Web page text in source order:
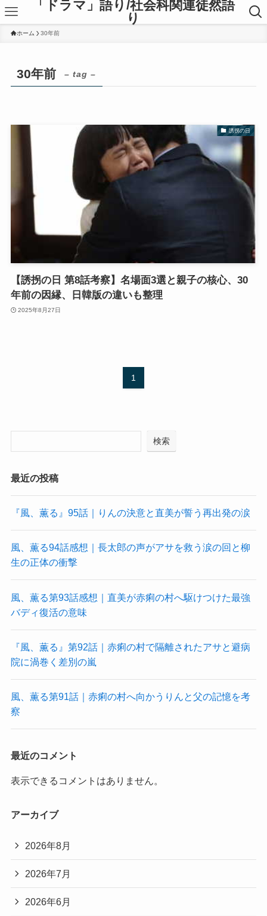
「ドラマ」語り/社会科関連徒然語
り
ホーム 30年前
30年前 – tag –
誘拐の日
【誘拐の日 第8話考察】名場面3選と親子の核心、30
年前の因縁、日韓版の違いも整理
2025年8月27日
1
検索
最近の投稿
『風、薫る』95話｜りんの決意と直美が誓う再出発の涙
風、薫る94話感想｜長太郎の声がアサを救う涙の回と柳
生の正体の衝撃
風、薫る第93話感想｜直美が赤痢の村へ駆けつけた最強
バディ復活の意味
『風、薫る』第92話｜赤痢の村で隔離されたアサと避病
院に渦巻く差別の嵐
風、薫る第91話｜赤痢の村へ向かうりんと父の記憶を考
察
最近のコメント
表示できるコメントはありません。
アーカイブ
2026年8月
2026年7月
2026年6月